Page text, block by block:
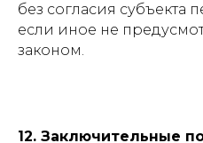
без согласия субъекта
если иное не
законом.
12. Заключительные